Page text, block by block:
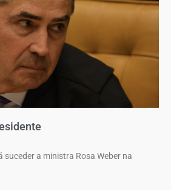
suceder a ministra Rosa Weber na